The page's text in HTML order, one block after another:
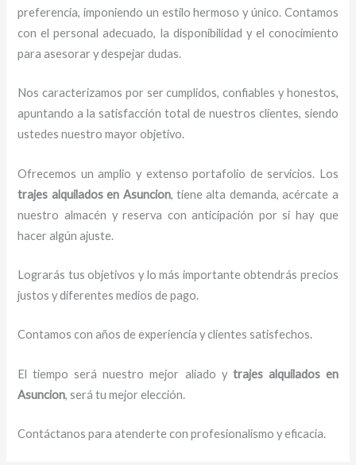
preferencia, imponiendo un estilo hermoso y único. Contamos
con el personal adecuado, la disponibilidad y el conocimiento
para asesorar y despejar dudas.
Nos caracterizamos por ser cumplidos, confiables y honestos,
apuntando a la satisfacción total de nuestros clientes, siendo
ustedes nuestro mayor objetivo.
Ofrecemos un amplio y extenso portafolio de servicios. Los
trajes alquilados en Asuncion, tiene alta demanda, acércate a
nuestro almacén y reserva con anticipación por si hay que
hacer algún ajuste.
Lograrás tus objetivos y lo más importante obtendrás precios
justos y diferentes medios de pago.
Contamos con años de experiencia y clientes satisfechos.
El tiempo será nuestro mejor aliado y trajes alquilados en
Asuncion, será tu mejor elección.
Contáctanos para atenderte con profesionalismo y eficacia.